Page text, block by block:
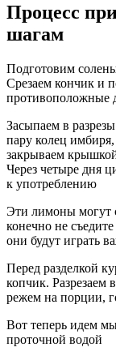
Процесс
шагам
Подготовим
Срезаем кончик и
противоположные
Засыпаем в
пару колец
закрываем
Через четыре дня
к употреблению
Эти лимоны могут
конечно не
они будут играть
Перед разделкой
копчик.
режем на порции,
Вот теперь идем
проточной водой